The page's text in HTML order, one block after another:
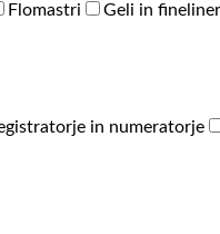
Flomastri Geli in
in numeratorje